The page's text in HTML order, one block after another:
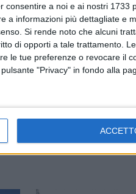
consentire a noi e ai nostri 1733
a informazioni più dettagliate e
Si rende noto che alcuni
di opporti a tale trattamento.
le tue preferenze o revocare il
"Privacy" in fondo alla